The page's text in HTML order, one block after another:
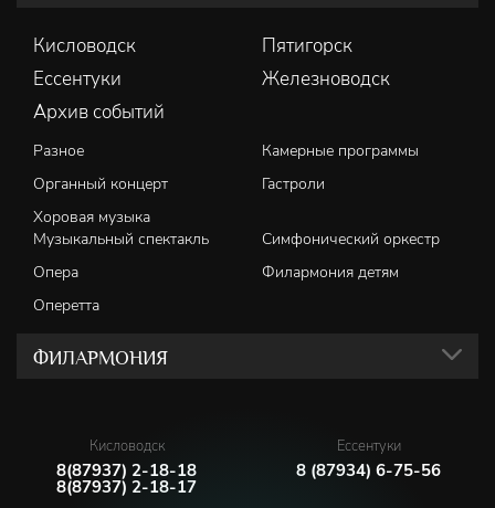
Кисловодск
Пятигорск
Ессентуки
Железноводск
Архив событий
Разное
Камерные программы
Органный концерт
Гастроли
Хоровая музыка
Музыкальный спектакль
Симфонический оркестр
Опера
Филармония детям
Оперетта
ФИЛАРМОНИЯ
Кисловодск
8(87937) 2-18-18
8(87937) 2-18-17
Ессентуки
8 (87934) 6-75-56